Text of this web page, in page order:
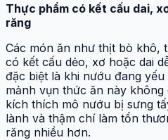
Thực phẩm có kết cấu dai,
răng
Các món ăn như thịt bò khô,
có kết cấu dẻo, xơ hoặc dai
đặc biệt là khi nướu đang
mảnh vụn thức ăn này
kích thích mô nướu bị sưng
lành và thậm chí làm tổn
răng nhiều hơn.